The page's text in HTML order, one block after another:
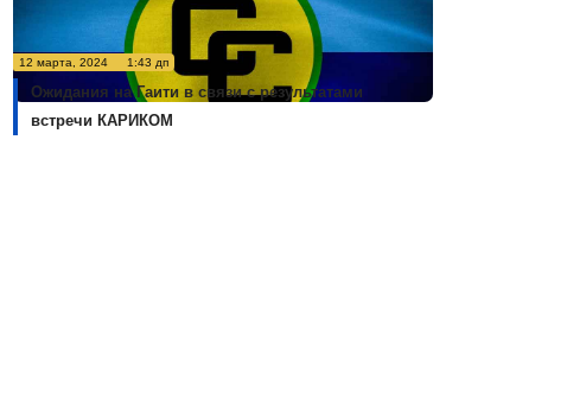
12 марта, 2024 1:43 дп
Ожидания на Гаити в связи с результатами
встречи КАРИКОМ